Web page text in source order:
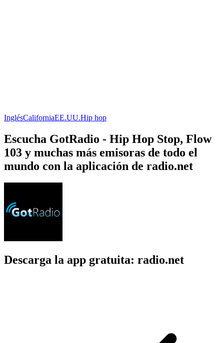
InglésCaliforniaEE.UU.Hip hop
Escucha GotRadio - Hip Hop Stop, Flow
103 y muchas más emisoras de todo el
mundo con la aplicación de radio.net
Descarga la app gratuita: radio.net